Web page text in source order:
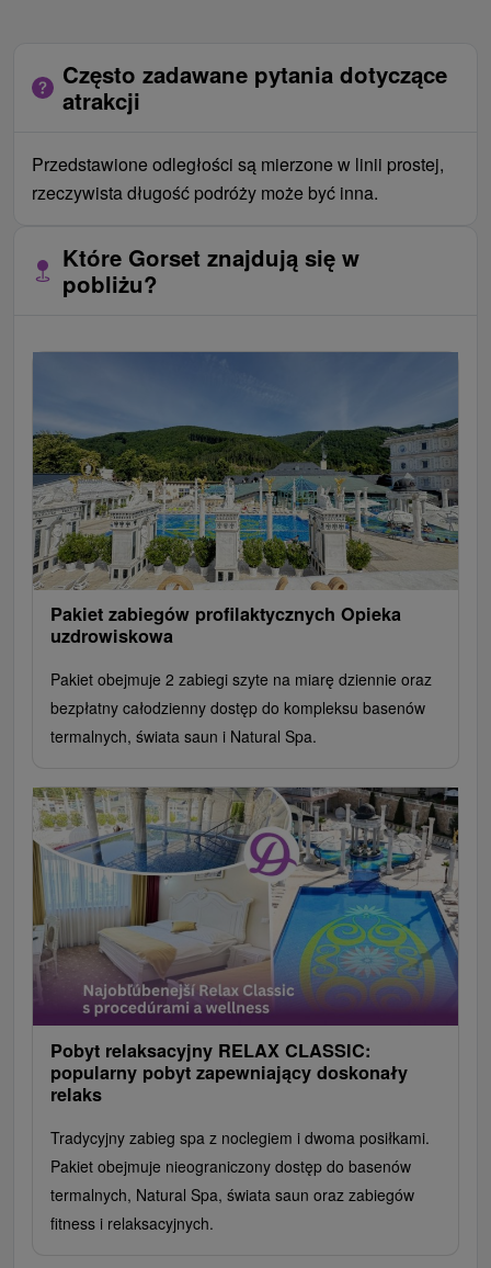
Często zadawane pytania dotyczące
atrakcji
Przedstawione odległości są mierzone w linii prostej,
rzeczywista długość podróży może być inna.
Które Gorset znajdują się w
pobliżu?
Pakiet zabiegów profilaktycznych Opieka
uzdrowiskowa
Pakiet obejmuje 2 zabiegi szyte na miarę dziennie oraz
bezpłatny całodzienny dostęp do kompleksu basenów
termalnych, świata saun i Natural Spa.
Pobyt relaksacyjny RELAX CLASSIC:
popularny pobyt zapewniający doskonały
relaks
Tradycyjny zabieg spa z noclegiem i dwoma posiłkami.
Pakiet obejmuje nieograniczony dostęp do basenów
termalnych, Natural Spa, świata saun oraz zabiegów
fitness i relaksacyjnych.